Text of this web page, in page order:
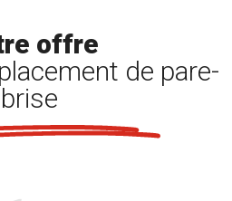
offre
de pare-
brise